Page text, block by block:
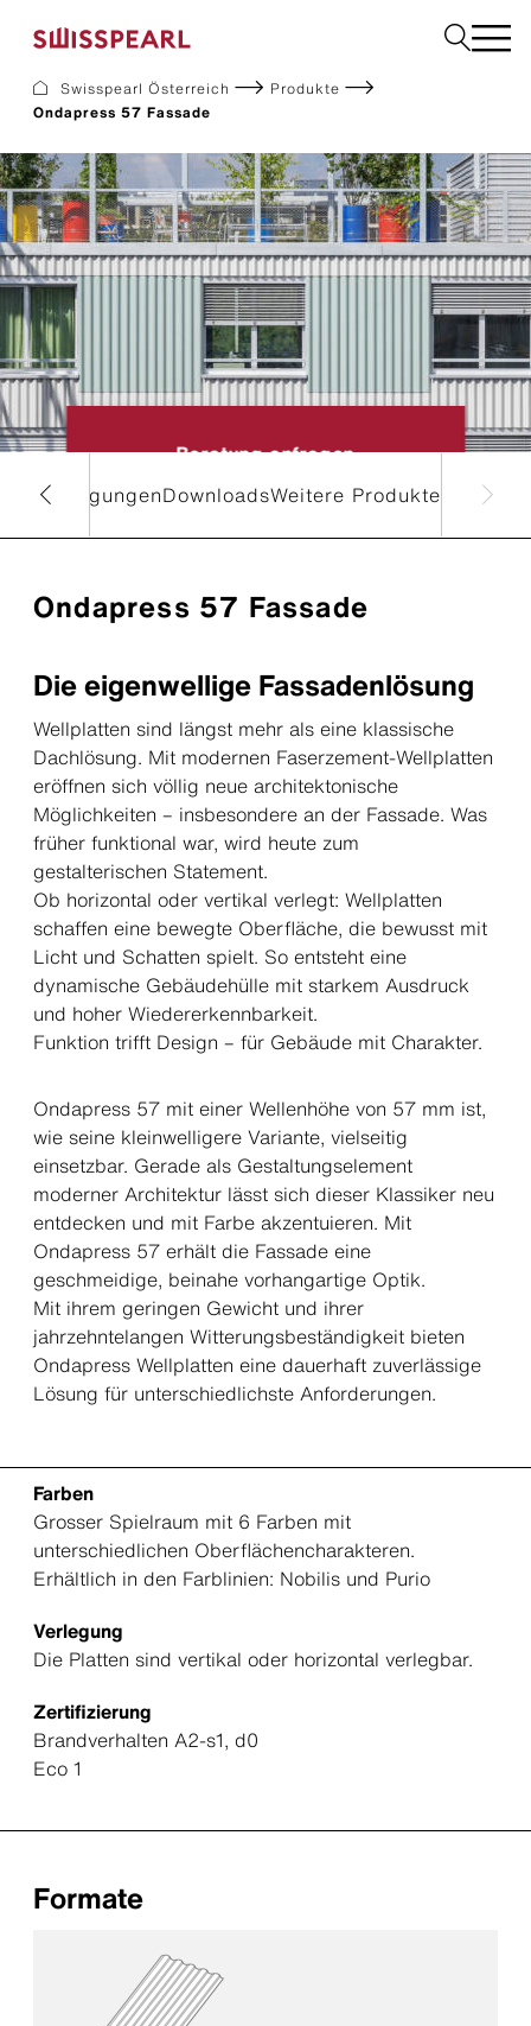
Service
Über uns
Inspiration
Dach zurück-Aktion
Karriere
Dach
Fassade
Solar
Interior
Garten
Fachbetrieb finden
Swisspearl Österreich
Produkte
Ondapress 57 Fassade
Beratung anfragen
DownloadsWeitere Produkte
Ondapress 57 Fassade
Die eigenwellige Fassadenlösung
Wellplatten sind längst mehr als eine klassische
Dachlösung. Mit modernen Faserzement-Wellplatten
eröffnen sich völlig neue architektonische
Möglichkeiten – insbesondere an der Fassade. Was
früher funktional war, wird heute zum
gestalterischen Statement.
Ob horizontal oder vertikal verlegt: Wellplatten
schaffen eine bewegte Oberfläche, die bewusst mit
Licht und Schatten spielt. So entsteht eine
dynamische Gebäudehülle mit starkem Ausdruck
und hoher Wiedererkennbarkeit.
Funktion trifft Design – für Gebäude mit Charakter.
Ondapress 57 mit einer Wellenhöhe von 57 mm ist,
wie seine kleinwelligere Variante, vielseitig
einsetzbar. Gerade als Gestaltungselement
moderner Architektur lässt sich dieser Klassiker neu
entdecken und mit Farbe akzentuieren. Mit
Ondapress 57 erhält die Fassade eine
geschmeidige, beinahe vorhangartige Optik.
Mit ihrem geringen Gewicht und ihrer
jahrzehntelangen Witterungsbeständigkeit bieten
Ondapress Wellplatten eine dauerhaft zuverlässige
Lösung für unterschiedlichste Anforderungen.
Farben
Grosser Spielraum mit 6 Farben mit
unterschiedlichen Oberflächencharakteren.
Erhältlich in den Farblinien: Nobilis und Purio
Verlegung
Die Platten sind vertikal oder horizontal verlegbar.
Zertifizierung
Brandverhalten A2-s1, d0
Eco 1
Formate